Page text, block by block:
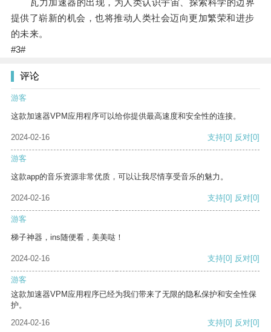
瓦力加速器的出现，为人类认识宇宙、探索科学的边界
提供了崭新的机会，也将推动人类社会迈向更加繁荣和进步
的未来。
#3#
评论
游客
这款加速器VPM应用程序可以给你提供最高速度和安全性的连接。
2024-02-16 支持[0] 反对[0]
游客
这款app的音乐资源非常优质，可以让我尽情享受音乐的魅力。
2024-02-16 支持[0] 反对[0]
游客
梯子神器，ins随便看，美美哒！
2024-02-16 支持[0] 反对[0]
游客
这款加速器VPM应用程序已经为我们带来了无限的隐私保护和安全性保
护。
2024-02-16
支持[0] 反对[0]